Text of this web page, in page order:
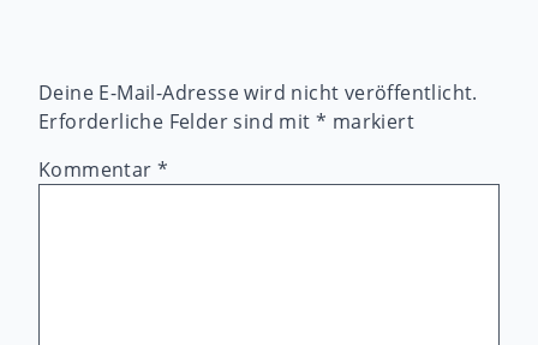
Deine E-Mail-Adresse wird nicht veröffentlicht.
Erforderliche Felder sind mit * markiert
Kommentar*